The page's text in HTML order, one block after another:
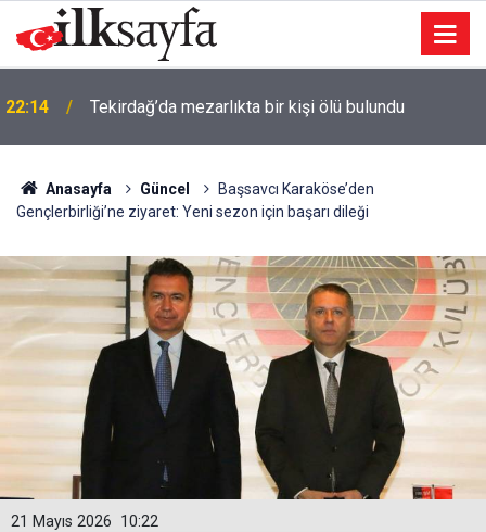
22:14 Tekirdağ’da mezarlıkta bir kişi ölü bulundu
Anasayfa Güncel
Başsavcı Karaköse’den
Gençlerbirliği’ne ziyaret: Yeni sezon için başarı dileği
10:22
21 Mayıs 2026